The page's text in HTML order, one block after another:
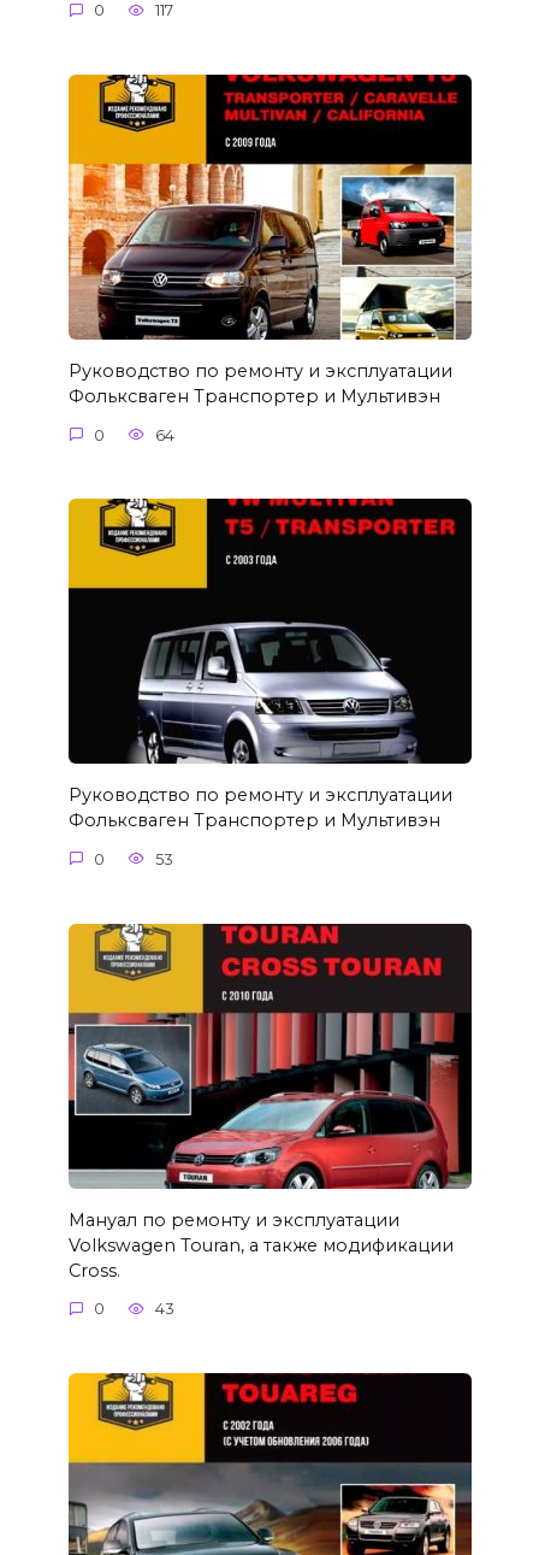
0 117
Руководство по ремонту и эксплуатации
Фольксваген Транспортер и Мультивэн
0 64
Руководство по ремонту и эксплуатации
Фольксваген Транспортер и Мультивэн
0 53
Мануал по ремонту и эксплуатации
Volkswagen Touran, а также модификации
Cross.
0 43